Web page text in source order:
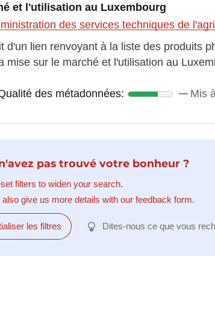
et l'utilisation au Luxembourg
des services techniques de
d'un lien renvoyant à la liste des produits
mise sur le marché et l'utilisation au
des métadonnées:
des métadonnées: Mis
pas trouvé votre bonheur ?
filters to widen your search.
also give us more details with our feedback form.
les filtres Dites-nous ce que vous